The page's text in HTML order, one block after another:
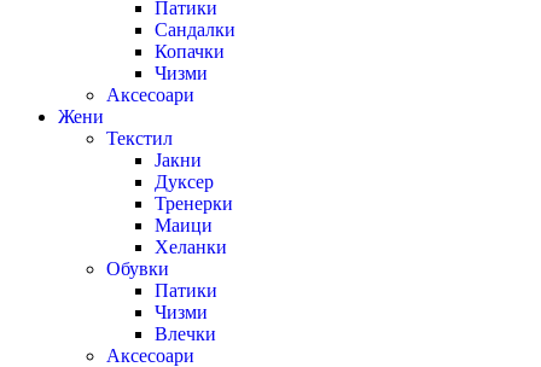
Патики
Сандалки
Копачки
Чизми
Аксесоари
Жени
Текстил
Јакни
Дуксер
Тренерки
Маици
Хеланки
Обувки
Патики
Чизми
Влечки
Аксесоари